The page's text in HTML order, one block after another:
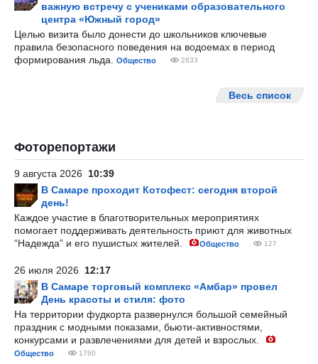
важную встречу с учениками образовательного
центра «Южный город»
Целью визита было донести до школьников ключевые
правила безопасного поведения на водоемах в период
формирования льда.
Общество 2833
Весь список
Фоторепортажи
9 августа 2026 10:39
В Самаре проходит Котофест: сегодня второй
день!
Каждое участие в благотворительных мероприятиях
помогает поддерживать деятельность приют для животных
“Надежда” и его пушистых жителей.
Общество 127
26 июля 2026 12:17
В Самаре торговый комплекс «Амбар» провел
День красоты и стиля: фото
На территории фудкорта развернулся большой семейный
праздник с модными показами, бьюти-активностями,
конкурсами и развлечениями для детей и взрослых.
Общество 1760